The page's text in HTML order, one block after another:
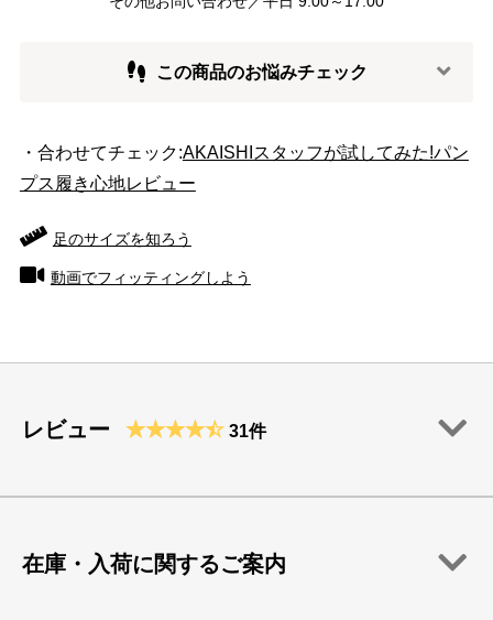
この商品のお悩みチェック
・合わせてチェック:AKAISHIスタッフが試してみた!パン
プス履き心地レビュー
足のサイズを知ろう
動画でフィッティングしよう
レビュー 31件
在庫・入荷に関するご案内